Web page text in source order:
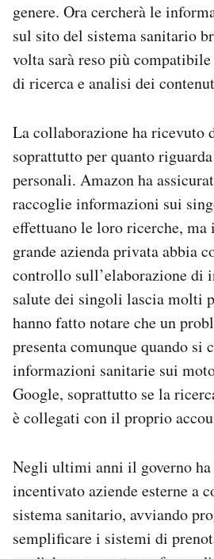
genere. Ora cercherà le
sul sito del sistema sanitario
volta sarà reso più
di ricerca e analisi dei
La collaborazione ha ricevuto
soprattutto per quanto
personali. Amazon ha
raccoglie informazioni sui
effettuano le loro ricerche, ma
grande azienda privata abbia
controllo sull’elaborazione di
salute dei singoli lascia molti
hanno fatto notare che un
presenta comunque quando si
informazioni sanitarie sui
Google, soprattutto se la
è collegati con il proprio
Negli ultimi anni il governo ha
incentivato aziende esterne a
sistema sanitario, avviando
semplificare i sistemi di